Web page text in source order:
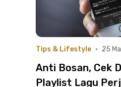
Tips & Lifestyle • 25
Anti Bosan, Cek
Playlist Lagu